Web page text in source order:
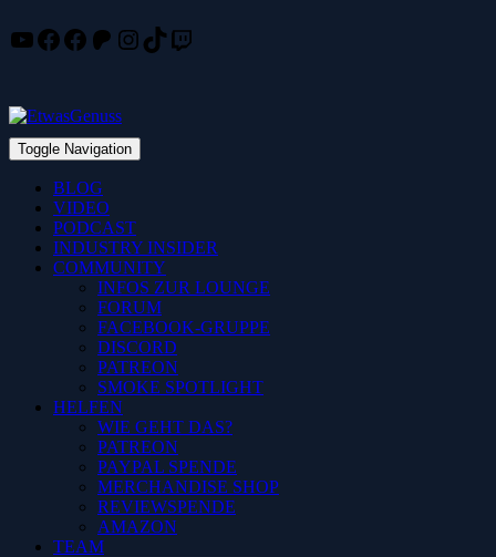
Skip
YouTube
Facebook
Facebook
Patreon
Instagram
TikTok
Twitch
Toggle Navigation
BLOG
VIDEO
PODCAST
INDUSTRY INSIDER
COMMUNITY
INFOS ZUR LOUNGE
FORUM
FACEBOOK-GRUPPE
DISCORD
PATREON
SMOKE SPOTLIGHT
HELFEN
WIE GEHT DAS?
PATREON
PAYPAL SPENDE
MERCHANDISE SHOP
REVIEWSPENDE
AMAZON
TEAM